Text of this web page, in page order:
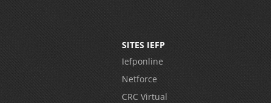
SITES IEFP
Iefponline
Netforce
CRC Virtual